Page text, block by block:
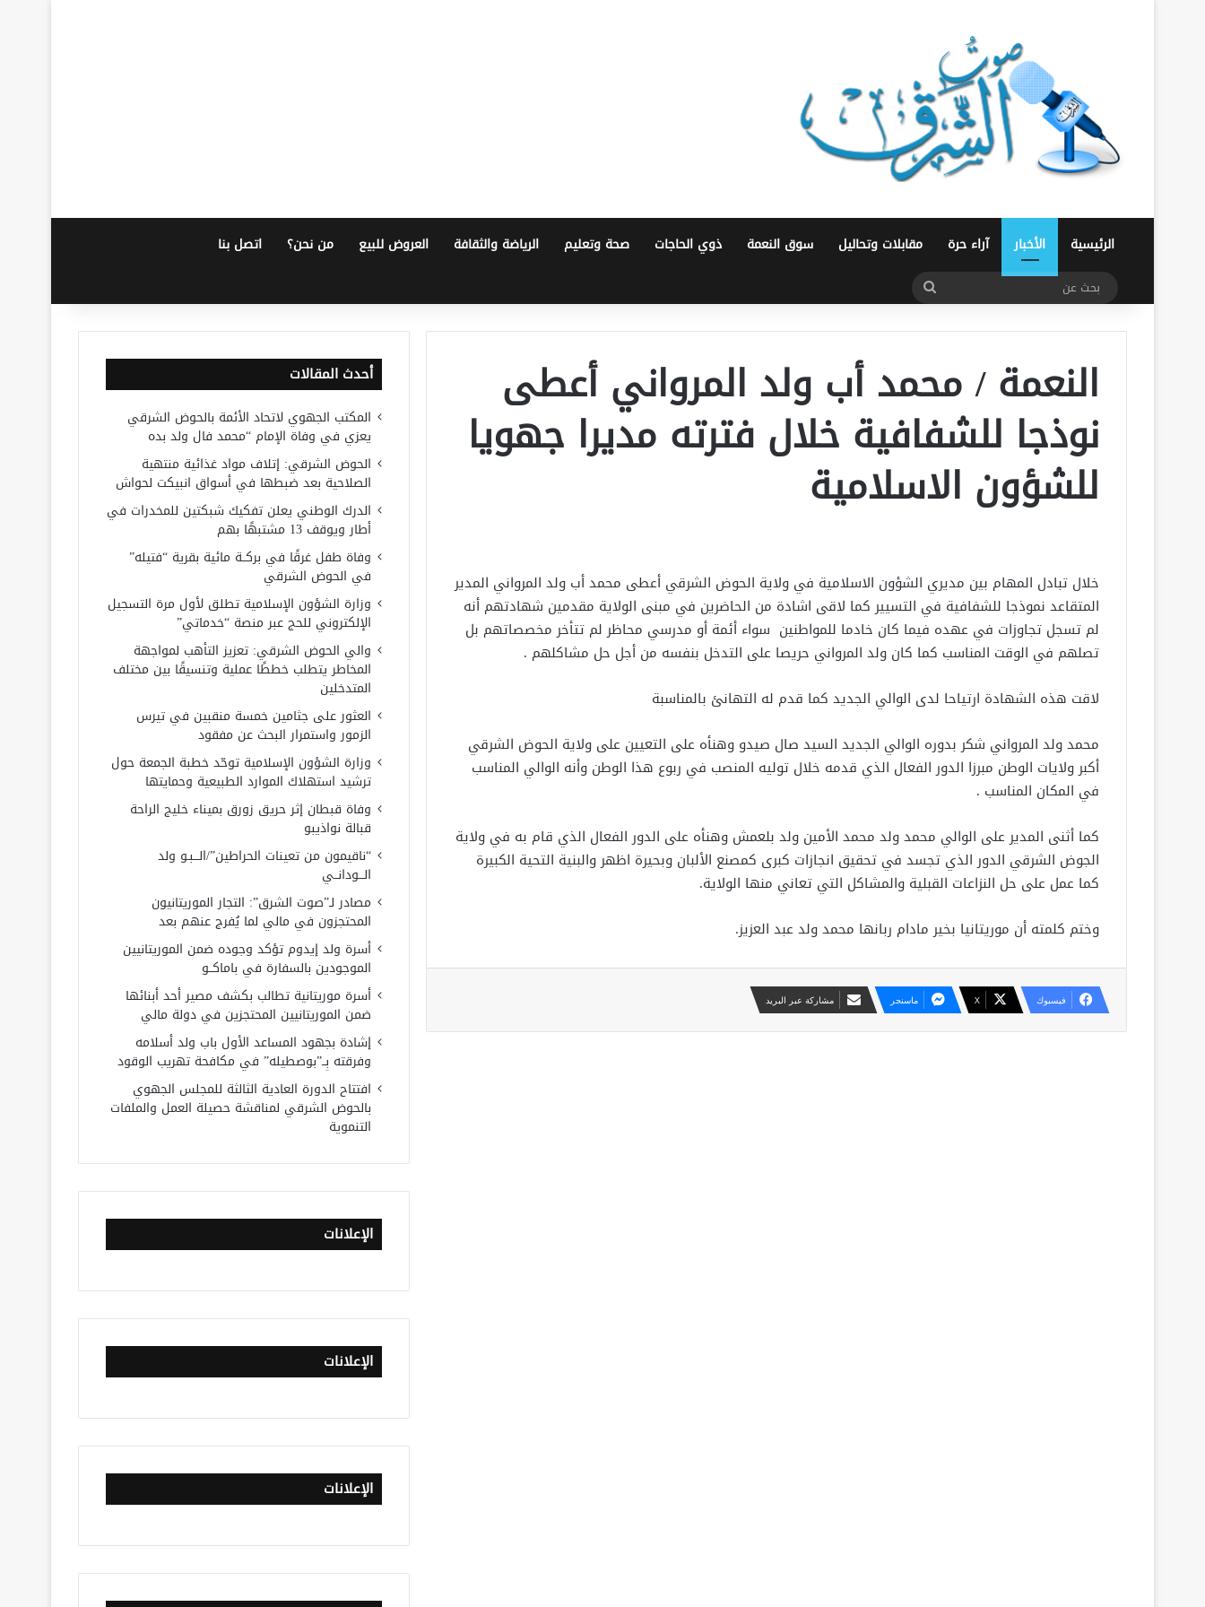
الرئيسية الأخبار آراء حرة مقابلات وتحاليل سوق النعمة ذوي الحاجات صحة وتعليم الرياضة والثقافة العروض للبيع من نحن؟ اتصل بنا
بحث
النعمة / محمد أب ولد المرواني أعطى
نوذجا للشفافية خلال فترته مديرا جهويا
للشؤون الاسلامية
خلال تبادل المهام بين مديري الشؤون الاسلامية في ولاية الحوض الشرقي أعطى محمد أب ولد المرواني المدير
المتقاعد نموذجا للشفافية في التسيير كما لاقى اشادة من الحاضرين في مبنى الولاية مقدمين شهادتهم أنه
لم تسجل تجاوزات في عهده فيما كان خادما للمواطنين سواء أئمة أو مدرسي محاظر لم تتأخر مخصصاتهم بل
تصلهم في الوقت المناسب كما كان ولد المرواني حريصا على التدخل بنفسه من أجل حل مشاكلهم .
لاقت هذه الشهادة ارتياحا لدى الوالي الجديد كما قدم له التهانئ بالمناسبة
محمد ولد المرواني شكر بدوره الوالي الجديد السيد صال صيدو وهنأه على التعيين على ولاية الحوض الشرقي
أكبر ولايات الوطن مبرزا الدور الفعال الذي قدمه خلال توليه المنصب في ربوع هذا الوطن وأنه الوالي المناسب
في المكان المناسب .
كما أثنى المدير على الوالي محمد ولد محمد الأمين ولد بلعمش وهنأه على الدور الفعال الذي قام به في ولاية
الجوض الشرقي الدور الذي تجسد في تحقيق انجازات كبرى كمصنع الألبان وبحيرة اظهر والبنية التحية الكبيرة
كما عمل على حل النزاعات القبلية والمشاكل التي تعاني منها الولاية.
وختم كلمته أن موريتانيا بخير مادام ربانها محمد ولد عبد العزيز.
فيسبوك X ماسنجر مشاركة عبر البريد
أحدث المقالات
المكتب الجهوي لاتحاد الأئمة بالحوض الشرقي
يعزي في وفاة الإمام “محمد فال ولد بده
الحوض الشرقي: إتلاف مواد غذائية منتهية
الصلاحية بعد ضبطها في أسواق انبيكت لحواش
الدرك الوطني يعلن تفكيك شبكتين للمخدرات في
أطار ويوقف 13 مشتبهًا بهم
وفاة طفل غرقًا في بركــة مائية بقرية “فتيله”
في الحوض الشرقي
وزارة الشؤون الإسلامية تطلق لأول مرة التسجيل
الإلكتروني للحج عبر منصة “خدماتي”
والي الحوض الشرقي: تعزيز التأهب لمواجهة
المخاطر يتطلب خططًا عملية وتنسيقًا بين مختلف
المتدخلين
العثور على جثامين خمسة منقبين في تيرس
الزمور واستمرار البحث عن مفقود
وزارة الشؤون الإسلامية توحّد خطبة الجمعة حول
ترشيد استهلاك الموارد الطبيعية وحمايتها
وفاة قبطان إثر حريق زورق بميناء خليج الراحة
قبالة نواذيبو
“ناقيمون من تعينات الحراطين”/الـــبـو ولد
الـــودانــي
مصادر لـ”صوت الشرق”: التجار الموريتانيون
المحتجزون في مالي لما يُفرج عنهم بعد
أسرة ولد إيدوم تؤكد وجوده ضمن الموريتانيين
الموجودين بالسفارة في باماكــو
أسرة موريتانية تطالب بكشف مصير أحد أبنائها
ضمن الموريتانيين المحتجزين في دولة مالي
إشادة بجهود المساعد الأول باب ولد أسلامه
وفرقته بِــ”بوصطيله” في مكافحة تهريب الوقود
افتتاح الدورة العادية الثالثة للمجلس الجهوي
بالحوض الشرقي لمناقشة حصيلة العمل والملفات
التنموية
الإعلانات
الإعلانات
الإعلانات